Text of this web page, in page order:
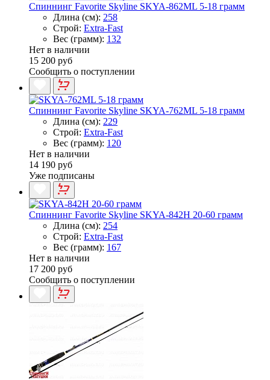
Спиннинг Favorite Skyline SKYA-862ML 5-18 грамм
Длина (см): 258
Строй: Extra-Fast
Вес (грамм): 132
Нет в наличии
15 200 руб
Сообщить о поступлении
Спиннинг Favorite Skyline SKYA-762ML 5-18 грамм
Длина (см): 229
Строй: Extra-Fast
Вес (грамм): 120
Нет в наличии
14 190 руб
Уже подписаны
Спиннинг Favorite Skyline SKYA-842H 20-60 грамм
Длина (см): 254
Строй: Extra-Fast
Вес (грамм): 167
Нет в наличии
17 200 руб
Сообщить о поступлении